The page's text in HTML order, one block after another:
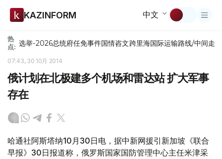
KAZINFORM 中文
热
点: 选举-2026总统府任免事件国情咨文跨里海国际运输路线/中间走廊
07:43, 30 10月 2014
俄计划在北极建多个机场和雷达站 扩大军事
存在
哈通社阿斯塔纳10月30日电，据中新网援引新加坡《联合
早报》30日报道称，俄罗斯国家国防管理中心主任米津采